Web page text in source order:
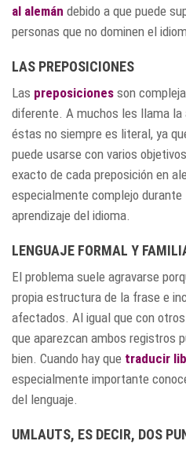
al alemán debido a que puede
personas que no dominen el
LAS PREPOSICIONES
Las preposiciones son
diferente. A muchos les llama la
éstas no siempre es literal, ya
puede usarse con varios
exacto de cada preposición en
especialmente complejo
aprendizaje del idioma.
LENGUAJE FORMAL Y
El problema suele agravarse
propia estructura de la frase e
afectados. Al igual que con
que aparezcan ambos registros
bien. Cuando hay que traducir
especialmente importante
del lenguaje.
UMLAUTS, ES DECIR, DOS